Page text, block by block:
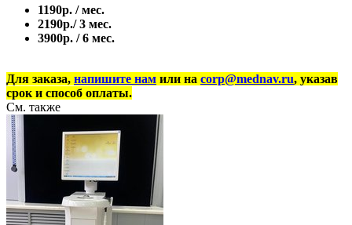
1190р. / мес.
2190р./ 3 мес.
3900р. / 6 мес.
Для заказа, напишите нам или на corp@mednav.ru, указав
срок и способ оплаты.
См. также